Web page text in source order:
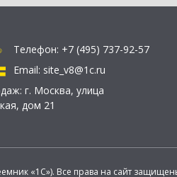
Телефон: +7 (495) 737-92-57
Email: site_v8@1c.ru
г. Москва, улица
дом 21
«1С»). Все права на сайт